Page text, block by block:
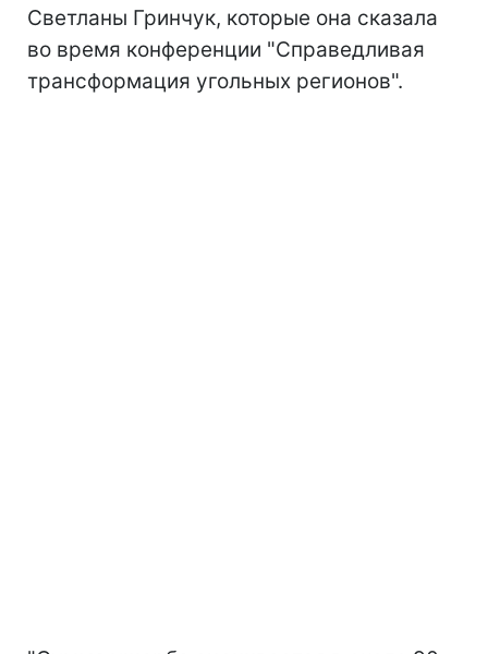
Светланы Гринчук, которые она сказала
во время конференции "Справедливая
трансформация угольных регионов".